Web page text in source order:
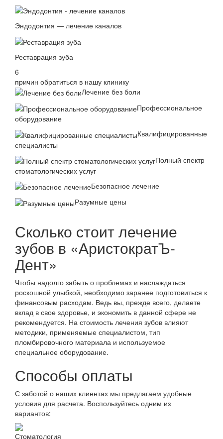
Эндодонтия — лечение каналов
Реставрация зуба
6
причин обратиться в нашу клинику
Лечение без боли
Профессиональное
оборудование
Квалифицированные
специалисты
Полный спектр
стоматологических услуг
Безопасное лечение
Разумные цены
Сколько стоит лечение
зубов в «АристократЪ-
Дент»
Чтобы надолго забыть о проблемах и наслаждаться
роскошной улыбкой, необходимо заранее подготовиться к
финансовым расходам. Ведь вы, прежде всего, делаете
вклад в свое здоровье, и экономить в данной сфере не
рекомендуется. На стоимость лечения зубов влияют
методики, применяемые специалистом, тип
пломбировочного материала и используемое
специальное оборудование.
Способы оплаты
С заботой о наших клиентах мы предлагаем удобные
условия для расчета. Воспользуйтесь одним из
вариантов: